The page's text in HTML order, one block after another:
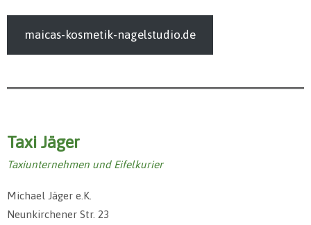
maicas-kosmetik-nagelstudio.de
Taxi Jäger
Taxiunternehmen und Eifelkurier
Michael Jäger e.K.
Neunkirchener Str. 23